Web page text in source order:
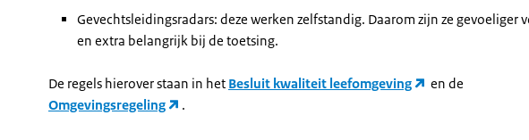
Gevechtsleidingsradars: deze werken zelfstandig. Daarom zijn ze gevoeliger
en extra belangrijk bij de toetsing.
De regels hierover staan in het Besluit kwaliteit leefomgeving
en de
Omgevingsregeling
.